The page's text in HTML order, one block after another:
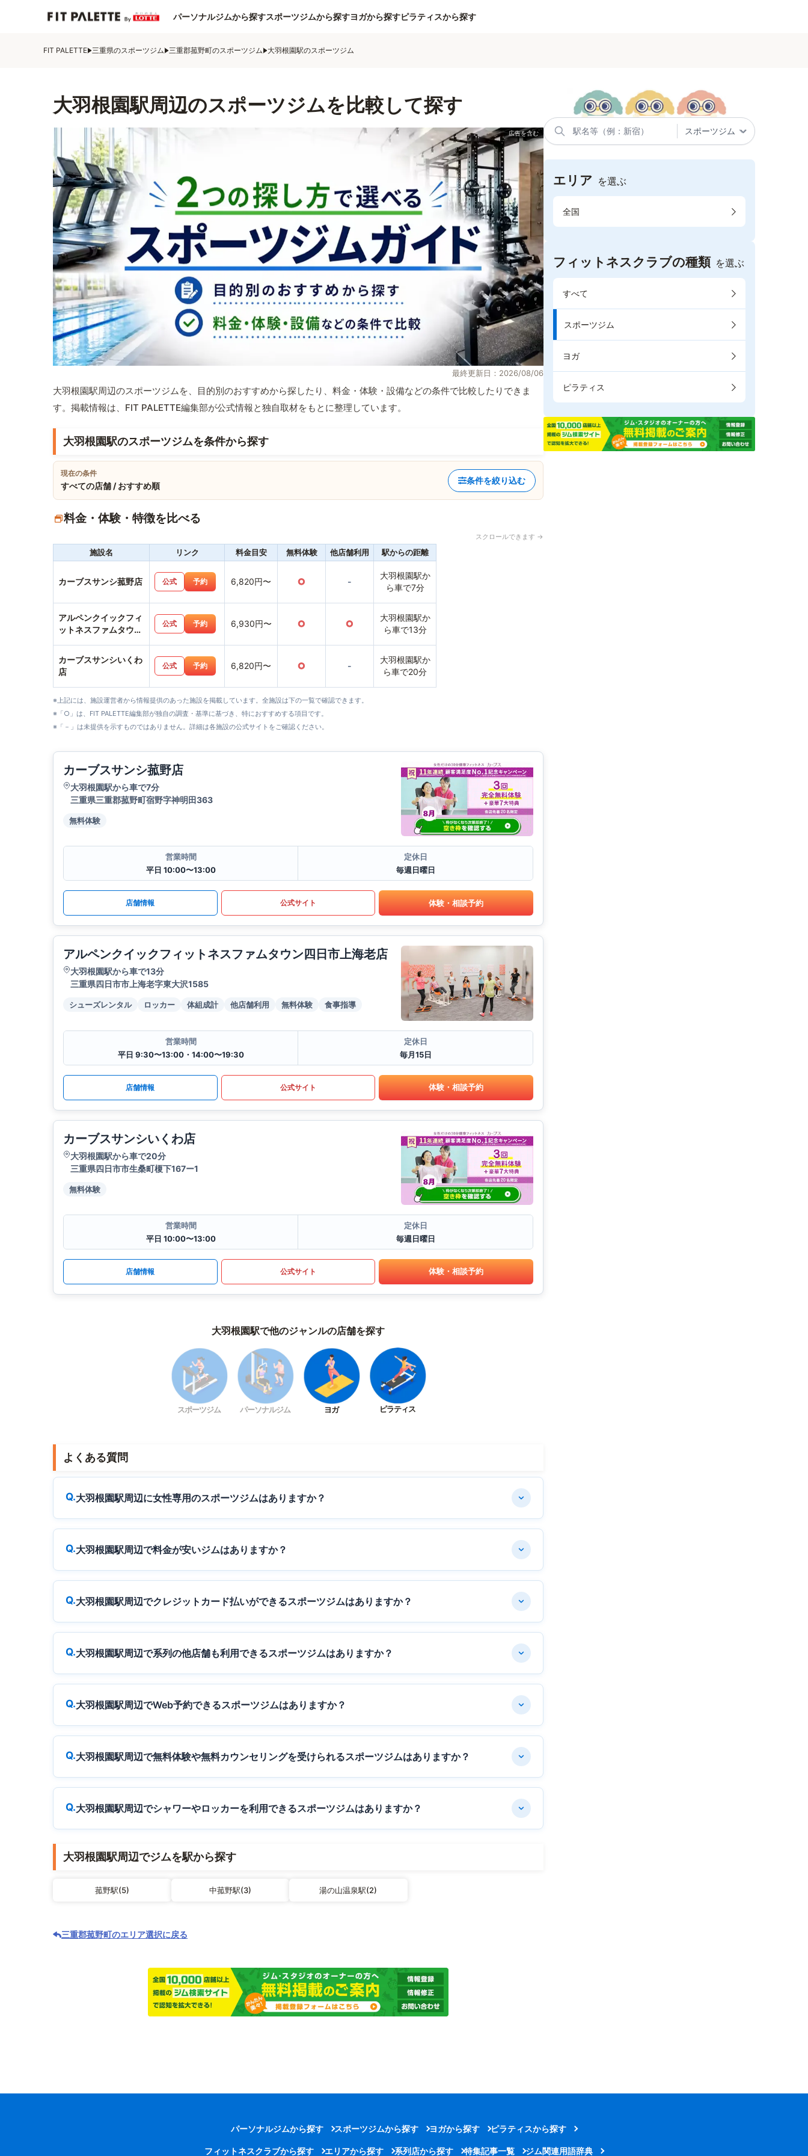
パーソナルジムから探すスポーツジムから探すヨガから探すピラティスから探す
FIT PALETTE 三重県のスポーツジム 三重郡菰野町のスポーツジム 大羽根園駅のスポーツジム
大羽根園駅周辺のスポーツジムを比較して探す
最終更新日：2026/08/06
大羽根園駅周辺のスポーツジムを、目的別のおすすめから探したり、料金・体験・設備などの条件で比較したりできま
す。掲載情報は、FIT PALETTE編集部が公式情報と独自取材をもとに整理しています。
大羽根園駅のスポーツジムを条件から探す
現在の条件
すべての店舗 / おすすめ順
条件を絞り込む
料金・体験・特徴を比べる
スクロールできます →
施設名 リンク 料金目安 無料体験 他店舗利用 駅からの距離
カーブスサンシ菰野店 公式 予約 6,820円〜 ○ -
大羽根園駅か
ら車で7分
アルペンクイックフィ
ットネスファムタウン
公式 予約 6,930円〜 ○ ○
大羽根園駅か
ら車で13分
カーブスサンシいくわ
店
公式 予約 6,820円〜 ○ -
大羽根園駅か
ら車で20分
※上記には、施設運営者から情報提供のあった施設を掲載しています。全施設は下の一覧で確認できます。
※「○」は、FIT PALETTE編集部が独自の調査・基準に基づき、特におすすめする項目です。
※「－」は未提供を示すものではありません。詳細は各施設の公式サイトをご確認ください。
カーブスサンシ菰野店
大羽根園駅から車で7分
三重県三重郡菰野町宿野字神明田363
無料体験
営業時間
平日 10:00〜13:00
定休日
毎週日曜日
店舗情報 公式サイト 体験・相談予約
アルペンクイックフィットネスファムタウン四日市上海老店
大羽根園駅から車で13分
三重県四日市市上海老字東大沢1585
シューズレンタル ロッカー 体組成計 他店舗利用 無料体験 食事指導
営業時間
平日 9:30〜13:00・14:00〜19:30
定休日
毎月15日
店舗情報 公式サイト 体験・相談予約
カーブスサンシいくわ店
大羽根園駅から車で20分
三重県四日市市生桑町榎下167ー1
無料体験
営業時間
平日 10:00〜13:00
定休日
毎週日曜日
店舗情報 公式サイト 体験・相談予約
大羽根園駅で他のジャンルの店舗を探す
スポーツジム パーソナルジム ヨガ ピラティス
よくある質問
大羽根園駅周辺に女性専用のスポーツジムはありますか？
大羽根園駅周辺で料金が安いジムはありますか？
大羽根園駅周辺でクレジットカード払いができるスポーツジムはありますか？
大羽根園駅周辺で系列の他店舗も利用できるスポーツジムはありますか？
大羽根園駅周辺でWeb予約できるスポーツジムはありますか？
大羽根園駅周辺で無料体験や無料カウンセリングを受けられるスポーツジムはありますか？
大羽根園駅周辺でシャワーやロッカーを利用できるスポーツジムはありますか？
大羽根園駅周辺でジムを駅から探す
菰野駅(5) 中菰野駅(3) 湯の山温泉駅(2)
三重郡菰野町のエリア選択に戻る
エリア を選ぶ
全国
フィットネスクラブの種類 を選ぶ
すべて
スポーツジム
ヨガ
ピラティス
パーソナルジムから探す スポーツジムから探す ヨガから探す ピラティスから探す
フィットネスクラブから探す エリアから探す 系列店から探す 特集記事一覧 ジム関連用語辞典